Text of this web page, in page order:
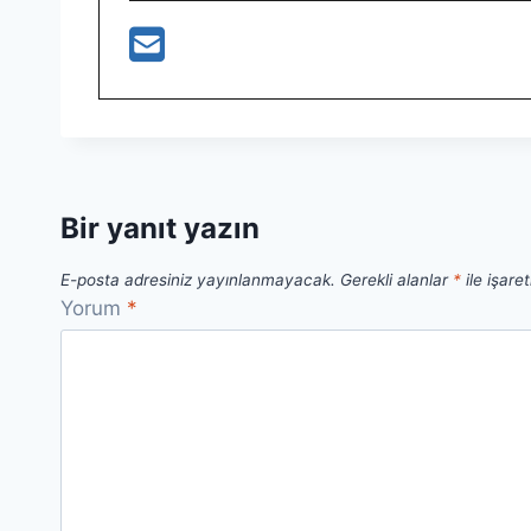
Bir yanıt yazın
E-posta adresiniz yayınlanmayacak. Gerekli alanlar * ile
Yorum *